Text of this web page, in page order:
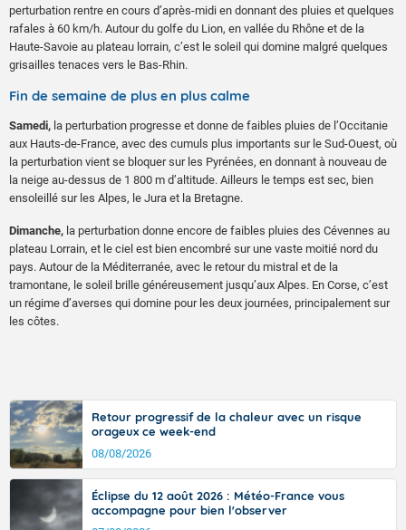
perturbation rentre en cours d’après-midi en donnant des pluies et quelques
rafales à 60 km/h. Autour du golfe du Lion, en vallée du Rhône et de la
Haute-Savoie au plateau lorrain, c’est le soleil qui domine malgré quelques
grisailles tenaces vers le Bas-Rhin.
Fin de semaine de plus en plus calme
Samedi, la perturbation progresse et donne de faibles pluies de l’Occitanie
aux Hauts-de-France, avec des cumuls plus importants sur le Sud-Ouest, où
la perturbation vient se bloquer sur les Pyrénées, en donnant à nouveau de
la neige au-dessus de 1 800 m d’altitude. Ailleurs le temps est sec, bien
ensoleillé sur les Alpes, le Jura et la Bretagne.
Dimanche, la perturbation donne encore de faibles pluies des Cévennes au
plateau Lorrain, et le ciel est bien encombré sur une vaste moitié nord du
pays. Autour de la Méditerranée, avec le retour du mistral et de la
tramontane, le soleil brille généreusement jusqu’aux Alpes. En Corse, c’est
un régime d’averses qui domine pour les deux journées, principalement sur
les côtes.
Retour progressif de la chaleur avec un risque
orageux ce week-end
08/08/2026
Éclipse du 12 août 2026 : Météo-France vous
accompagne pour bien l'observer